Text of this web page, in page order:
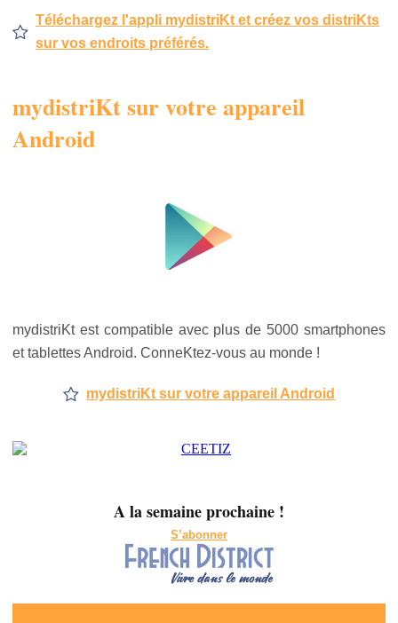
Téléchargez l'appli mydistriKt et créez vos distriKts
sur vos endroits préférés.
mydistriKt sur votre appareil
Android
mydistriKt est compatible avec plus de 5000 smartphones
et tablettes Android. ConneKtez-vous au monde !
mydistriKt sur votre appareil Android
A la semaine prochaine !
S’abonner